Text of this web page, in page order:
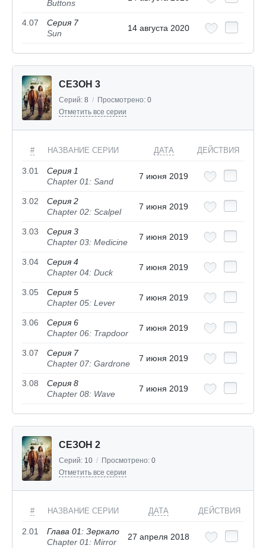
Buttons
4.07
Серия 7
Sun
14 августа 2020
СЕЗОН 3
Серий: 8 / Просмотрено: 0
Отметить все серии
# НАЗВАНИЕ СЕРИИ ДАТА ДЕЙСТВИЯ
3.01
Серия 1
Chapter 01: Sand
7 июня 2019
3.02
Серия 2
Chapter 02: Scalpel
7 июня 2019
3.03
Серия 3
Chapter 03: Medicine
7 июня 2019
3.04
Серия 4
Chapter 04: Duck
7 июня 2019
3.05
Серия 5
Chapter 05: Lever
7 июня 2019
3.06
Серия 6
Chapter 06: Trapdoor
7 июня 2019
3.07
Серия 7
Chapter 07: Gardrone
7 июня 2019
3.08
Серия 8
Chapter 08: Wave
7 июня 2019
СЕЗОН 2
Серий: 10 / Просмотрено: 0
Отметить все серии
# НАЗВАНИЕ СЕРИИ ДАТА ДЕЙСТВИЯ
2.01
Глава 01: Зеркало
Chapter 01: Mirror
27 апреля 2018